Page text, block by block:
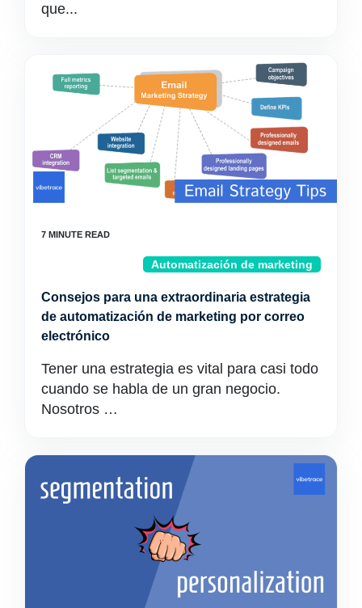
que...
Automatización de marketing
Consejos para una extraordinaria estrategia
de automatización de marketing por correo
electrónico
Tener una estrategia es vital para casi todo
cuando se habla de un gran negocio.
Nosotros …